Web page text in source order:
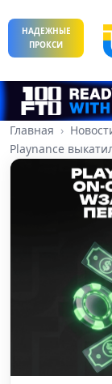
НАДЕЖНЫЕ
ПРОКСИ
Главная
Playnance